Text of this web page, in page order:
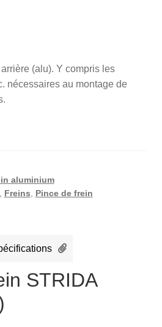
:
(alu). Y compris les
nécessaires au montage de
aluminium
Freins Pince de frein
STRIDA